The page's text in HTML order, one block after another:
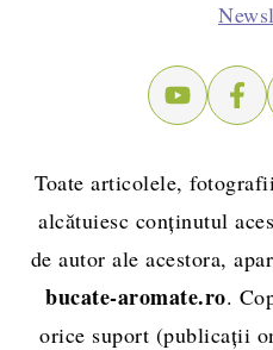
Toate articolele,
alcătuiesc conținutul
de autor ale acestora,
bucate-aromate.ro.
orice suport (publicații